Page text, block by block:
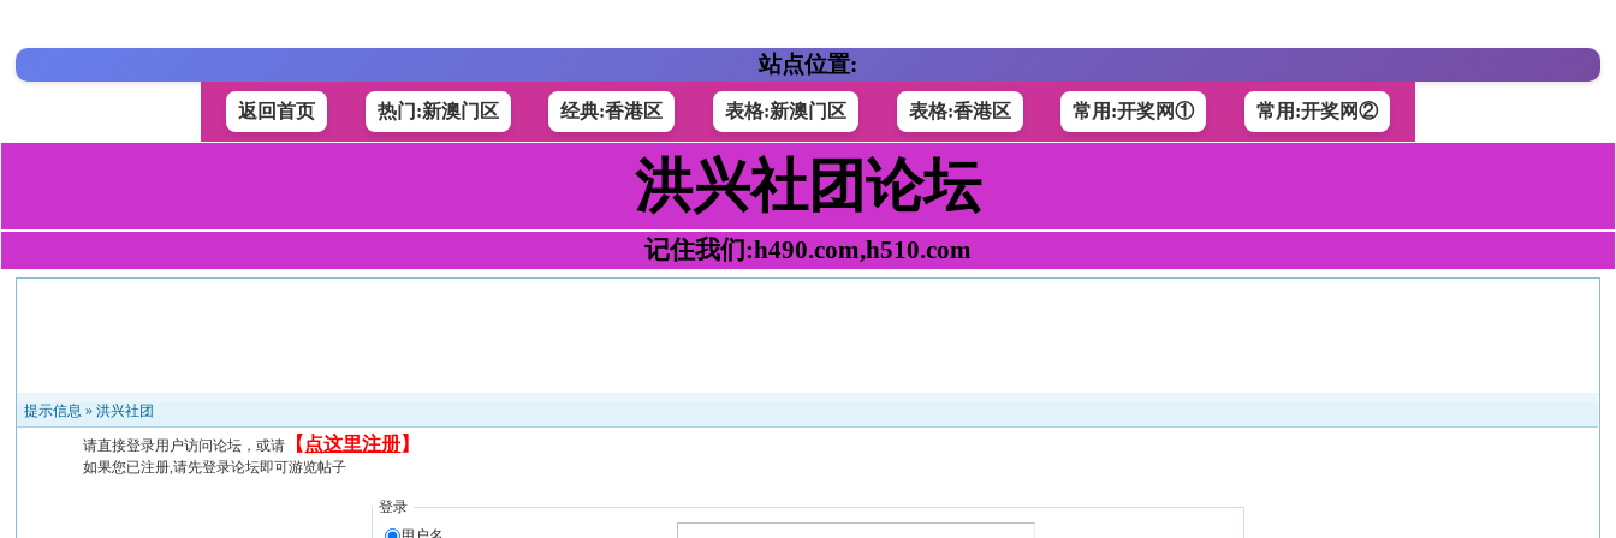
站点位置:
返回首页 热门:新澳门区 经典:香港区 表格:新澳门区 表格:香港区 常用:开奖网① 常用:开奖网②
洪兴社团论坛
记住我们:h490.com,h510.com
提示信息 »洪兴社团
请直接登录用户访问论坛，或请 【 点这里注册】
如果您已注册,请先登录论坛即可游览帖子
登录